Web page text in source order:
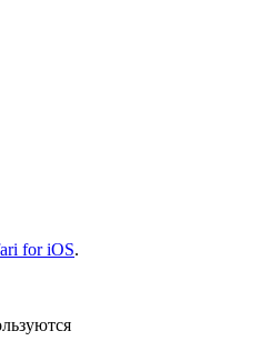
for iOS.